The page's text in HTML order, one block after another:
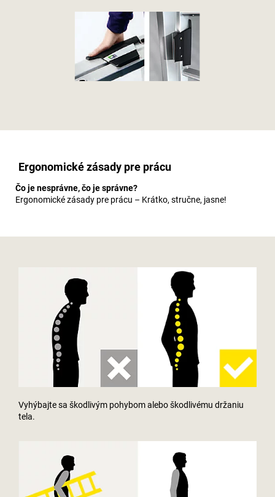
Ergonomické zásady pre prácu
Čo je nesprávne, čo je správne?
Ergonomické zásady pre prácu – Krátko, stručne, jasne!
Vyhýbajte sa škodlivým pohybom alebo škodlivému držaniu
tela.